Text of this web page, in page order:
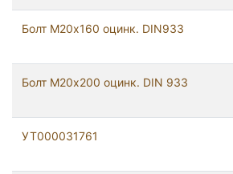
Болт М20х160 оцинк. DIN933
Болт М20х200 оцинк. DIN 933
УТ000031761